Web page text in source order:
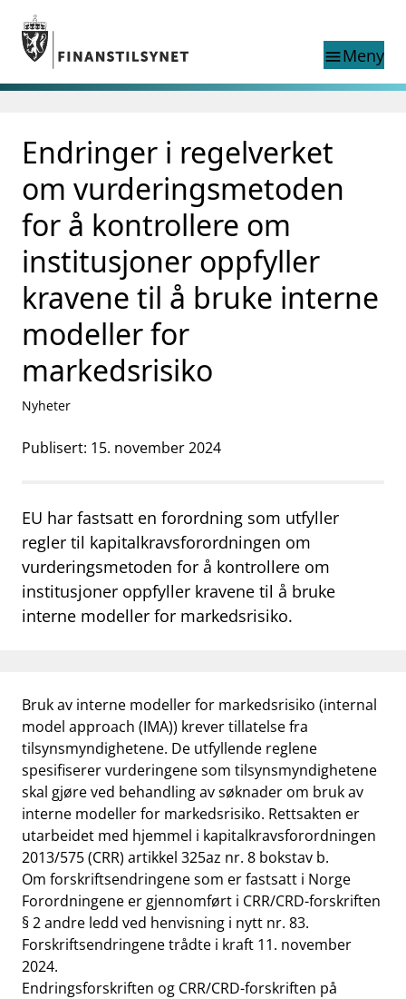
Gå til hovedinnhold
Gå til søkesiden
menuMeny
nettstedet
language
English
exist in English
English home page
Tilsyn
Aktuelt
Finanstilsynets registre
Tema
Forbrukerinformasjon
Om Finanstilsynet
mail_outline Kontakt oss
notifications_none Abonner på nyhetsvarsel
Endringer i regelverket
om vurderingsmetoden
for å kontrollere om
institusjoner oppfyller
kravene til å bruke interne
modeller for
markedsrisiko
Nyheter
Publisert: 15. november 2024
EU har fastsatt en forordning som utfyller
regler til kapitalkravsforordningen om
vurderingsmetoden for å kontrollere om
institusjoner oppfyller kravene til å bruke
interne modeller for markedsrisiko.
Bruk av interne modeller for markedsrisiko (internal
model approach (IMA)) krever tillatelse fra
tilsynsmyndighetene. De utfyllende reglene
spesifiserer vurderingene som tilsynsmyndighetene
skal gjøre ved behandling av søknader om bruk av
interne modeller for markedsrisiko. Rettsakten er
utarbeidet med hjemmel i kapitalkravsforordningen
2013/575 (CRR) artikkel 325az nr. 8 bokstav b.
Om forskriftsendringene som er fastsatt i Norge
Forordningene er gjennomført i CRR/CRD-forskriften
§ 2 andre ledd ved henvisning i nytt nr. 83.
Forskriftsendringene trådte i kraft 11. november
2024.
Endringsforskriften og CRR/CRD-forskriften på